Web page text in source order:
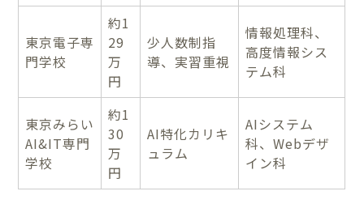
東京電子専
門学校
約1
29
万
円
少人数制指
導、実習重視
情報処理科、
高度情報シス
テム科
東京みらい
AI&IT専門
学校
約1
30
万
円
AI特化カリキ
ュラム
AIシステム
科、Webデザ
イン科